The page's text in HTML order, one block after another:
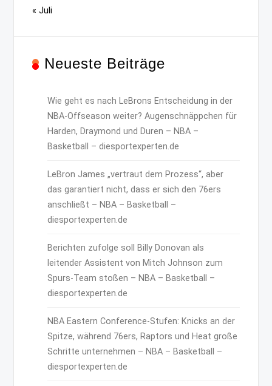
« Juli
Neueste Beiträge
Wie geht es nach LeBrons Entscheidung in der
NBA-Offseason weiter? Augenschnäppchen für
Harden, Draymond und Duren – NBA –
Basketball – diesportexperten.de
LeBron James „vertraut dem Prozess“, aber
das garantiert nicht, dass er sich den 76ers
anschließt – NBA – Basketball –
diesportexperten.de
Berichten zufolge soll Billy Donovan als
leitender Assistent von Mitch Johnson zum
Spurs-Team stoßen – NBA – Basketball –
diesportexperten.de
NBA Eastern Conference-Stufen: Knicks an der
Spitze, während 76ers, Raptors und Heat große
Schritte unternehmen – NBA – Basketball –
diesportexperten.de